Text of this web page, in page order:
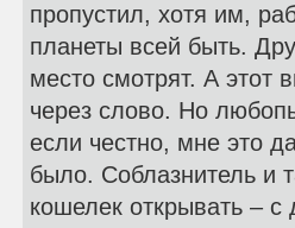
пропустил, хотя им,
планеты всей быть.
место смотрят. А этот
через слово. Но
если честно, мне это
было. Соблазнитель и
кошелек открывать –